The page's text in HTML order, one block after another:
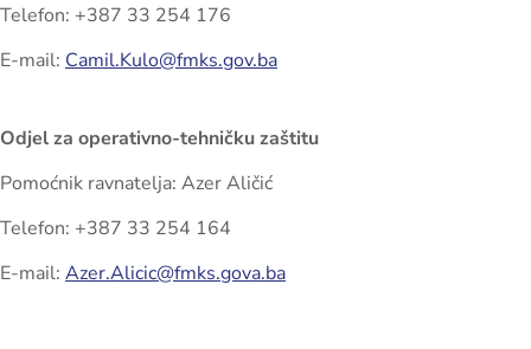
Telefon: +387 33 254 176
E-mail: Camil.Kulo@fmks.gov.ba
Odjel za operativno-tehničku zaštitu
Pomoćnik ravnatelja: Azer Aličić
Telefon: +387 33 254 164
E-mail: Azer.Alicic@fmks.gova.ba